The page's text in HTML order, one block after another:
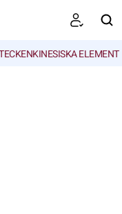
KINESISKA ELEMENT